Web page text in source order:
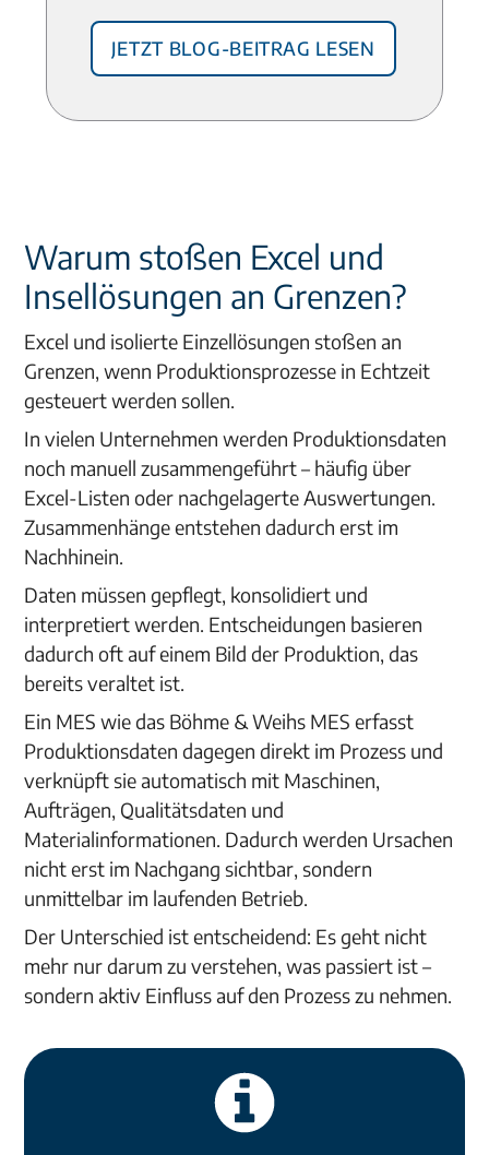
Jetzt Blog-Beitrag lesen
Warum stoßen Excel und
Insellösungen an Grenzen?
Excel und isolierte Einzellösungen stoßen an
Grenzen, wenn Produktionsprozesse in Echtzeit
gesteuert werden sollen.
In vielen Unternehmen werden Produktionsdaten
noch manuell zusammengeführt – häufig über
Excel-Listen oder nachgelagerte Auswertungen.
Zusammenhänge entstehen dadurch erst im
Nachhinein.
Daten müssen gepflegt, konsolidiert und
interpretiert werden. Entscheidungen basieren
dadurch oft auf einem Bild der Produktion, das
bereits veraltet ist.
Ein MES wie das Böhme & Weihs MES erfasst
Produktionsdaten dagegen direkt im Prozess und
verknüpft sie automatisch mit Maschinen,
Aufträgen, Qualitätsdaten und
Materialinformationen. Dadurch werden Ursachen
nicht erst im Nachgang sichtbar, sondern
unmittelbar im laufenden Betrieb.
Der Unterschied ist entscheidend: Es geht nicht
mehr nur darum zu verstehen, was passiert ist –
sondern aktiv Einfluss auf den Prozess zu nehmen.